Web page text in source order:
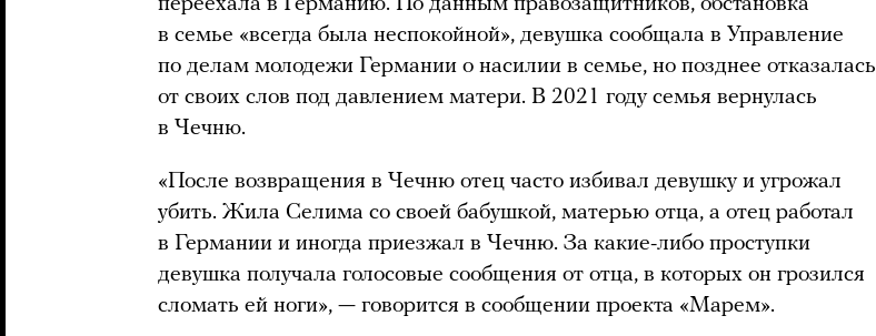
переехала в Германию. По данным правозащитников, обстановка
в семье «всегда была неспокойной», девушка сообщала в Управление
по делам молодежи Германии о насилии в семье, но позднее отказалась
от своих слов под давлением матери. В 2021 году семья вернулась
в Чечню.
«После возвращения в Чечню отец часто избивал девушку и угрожал
убить. Жила Селима со своей бабушкой, матерью отца, а отец работал
в Германии и иногда приезжал в Чечню. За какие-либо проступки
девушка получала голосовые сообщения от отца, в которых он грозился
сломать ей ноги», — говорится в сообщении проекта «Марем».